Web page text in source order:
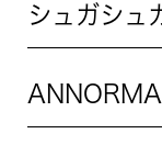
シュガシュ